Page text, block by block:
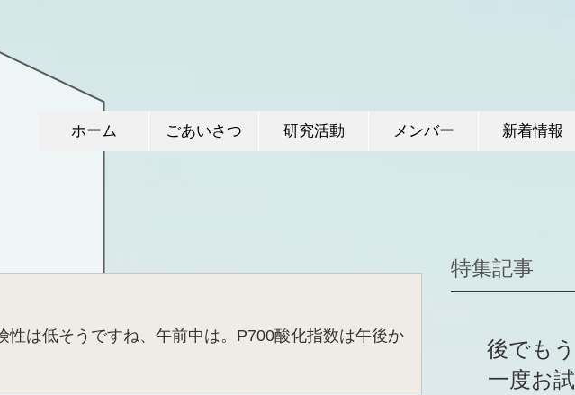
ホーム ごあいさつ 研究活動 メンバー 新着情報
性は低そうですね、午前中は。P700酸化指数は午後か
特集記事
後でもう
一度お試